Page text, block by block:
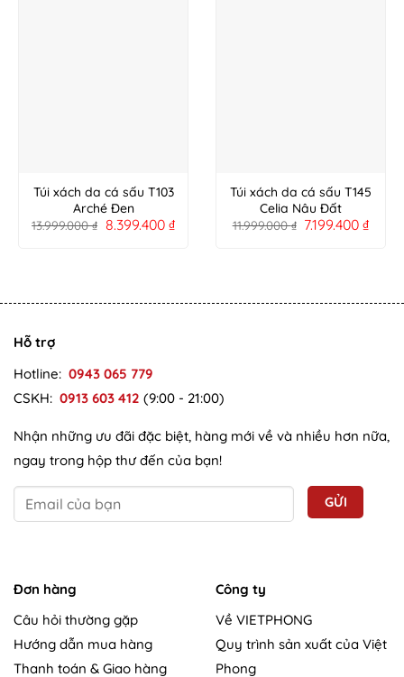
Túi xách da cá sấu T103
Arché Đen
13.999.000₫ 8.399.400 ₫
Túi xách da cá sấu T145
Celia Nâu Đất
11.999.000₫ 7.199.400₫
Hỗ trợ
Hotline: 0943 065 779
CSKH: 0913 603 412 (9:00 - 21:00)
Nhận những ưu đãi đặc biệt, hàng mới về và nhiều hơn nữa,
ngay trong hộp thư đến của bạn!
Đơn hàng
Câu hỏi thường gặp
Hướng dẫn mua hàng
Thanh toán & Giao hàng
Công ty
Về VIETPHONG
Quy trình sản xuất của Việt
Phong